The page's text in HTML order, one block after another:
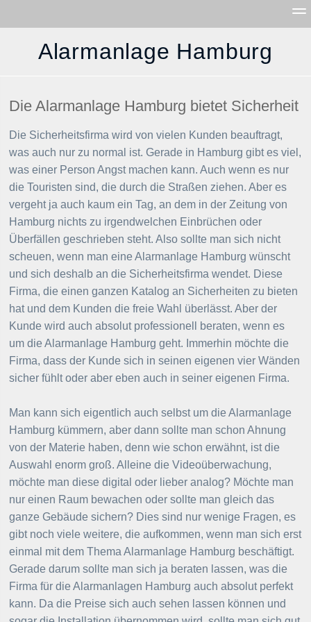
Startseite Impressum
Lichtwerbung Hamburg
Möbellager Hamburg
Winterdienst Hamburg
Der Tischler bringts
Firma für die
Alarmanlage Hamburg
Die Alarmanlage Hamburg bietet Sicherheit
Die Sicherheitsfirma wird von vielen Kunden beauftragt,
was auch nur zu normal ist. Gerade in Hamburg gibt es viel,
was einer Person Angst machen kann. Auch wenn es nur
die Touristen sind, die durch die Straßen ziehen. Aber es
vergeht ja auch kaum ein Tag, an dem in der Zeitung von
Hamburg nichts zu irgendwelchen Einbrüchen oder
Überfällen geschrieben steht. Also sollte man sich nicht
scheuen, wenn man eine Alarmanlage Hamburg wünscht
und sich deshalb an die Sicherheitsfirma wendet. Diese
Firma, die einen ganzen Katalog an Sicherheiten zu bieten
hat und dem Kunden die freie Wahl überlässt. Aber der
Kunde wird auch absolut professionell beraten, wenn es
um die Alarmanlage Hamburg geht. Immerhin möchte die
Firma, dass der Kunde sich in seinen eigenen vier Wänden
sicher fühlt oder aber eben auch in seiner eigenen Firma.
Man kann sich eigentlich auch selbst um die Alarmanlage
Hamburg kümmern, aber dann sollte man schon Ahnung
von der Materie haben, denn wie schon erwähnt, ist die
Auswahl enorm groß. Alleine die Videoüberwachung,
möchte man diese digital oder lieber analog? Möchte man
nur einen Raum bewachen oder sollte man gleich das
ganze Gebäude sichern? Dies sind nur wenige Fragen, es
gibt noch viele weitere, die aufkommen, wenn man sich erst
einmal mit dem Thema Alarmanlage Hamburg beschäftigt.
Gerade darum sollte man sich ja beraten lassen, was die
Firma für die Alarmanlagen Hamburg auch absolut perfekt
kann. Da die Preise sich auch sehen lassen können und